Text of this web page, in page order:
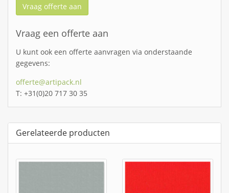
Vraag offerte aan
Vraag een offerte aan
U kunt ook een offerte aanvragen via onderstaande
gegevens:
offerte@artipack.nl
T: +31(0)20 717 30 35
Gerelateerde producten